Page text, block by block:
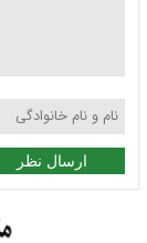
ارسال نظر